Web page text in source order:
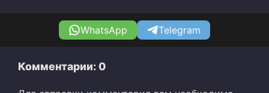
WhatsApp Telegram
Комментарии: 0